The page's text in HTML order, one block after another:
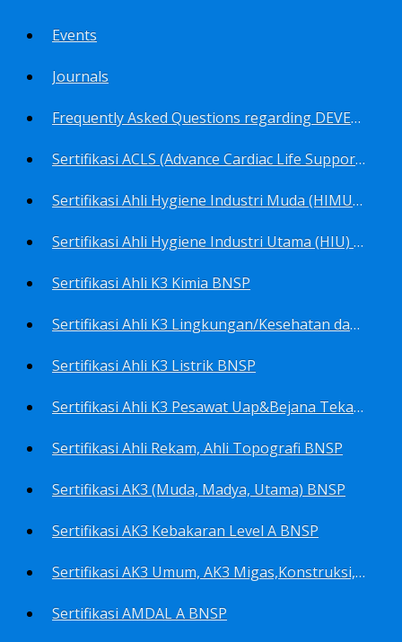
Events
Journals
Frequently Asked Questions regarding DEVELOP Training Center
Sertifikasi ACLS (Advance Cardiac Life Support) BNSP
Sertifikasi Ahli Hygiene Industri Muda (HIMU) BNSP
Sertifikasi Ahli Hygiene Industri Utama (HIU) BNSP
Sertifikasi Ahli K3 Kimia BNSP
Sertifikasi Ahli K3 Lingkungan/Kesehatan dan Keselamatan Kerja Lingkungan
Sertifikasi Ahli K3 Listrik BNSP
Sertifikasi Ahli K3 Pesawat Uap&Bejana Tekan BNSP
Sertifikasi Ahli Rekam, Ahli Topografi BNSP
Sertifikasi AK3 (Muda, Madya, Utama) BNSP
Sertifikasi AK3 Kebakaran Level A BNSP
Sertifikasi AK3 Umum, AK3 Migas,Konstruksi,Listrik&Boiler BNSP
Sertifikasi AMDAL A BNSP